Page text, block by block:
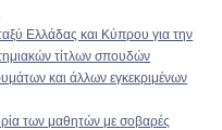
Ελλάδας και Κύπρου για την
τίτλων σπουδών
και άλλων εγκεκριμένων
των μαθητών με σοβαρές